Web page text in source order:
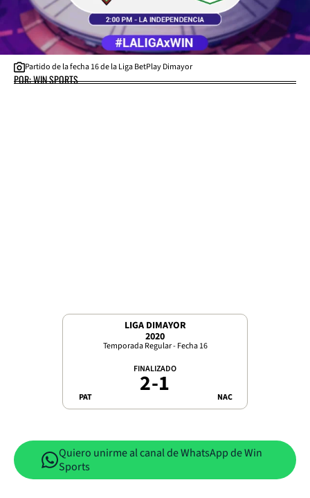
Partido de la fecha 16 de la Liga BetPlay Dimayor
POR: WIN SPORTS
LIGA DIMAYOR
2020
Temporada Regular - Fecha 16
PAT
FINALIZADO
2-1 NAC
Quiero unirme al canal de WhatsApp de Win
Sports